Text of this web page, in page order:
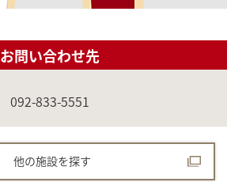
お問い合わせ先
092-833-5551
他の施設を探す